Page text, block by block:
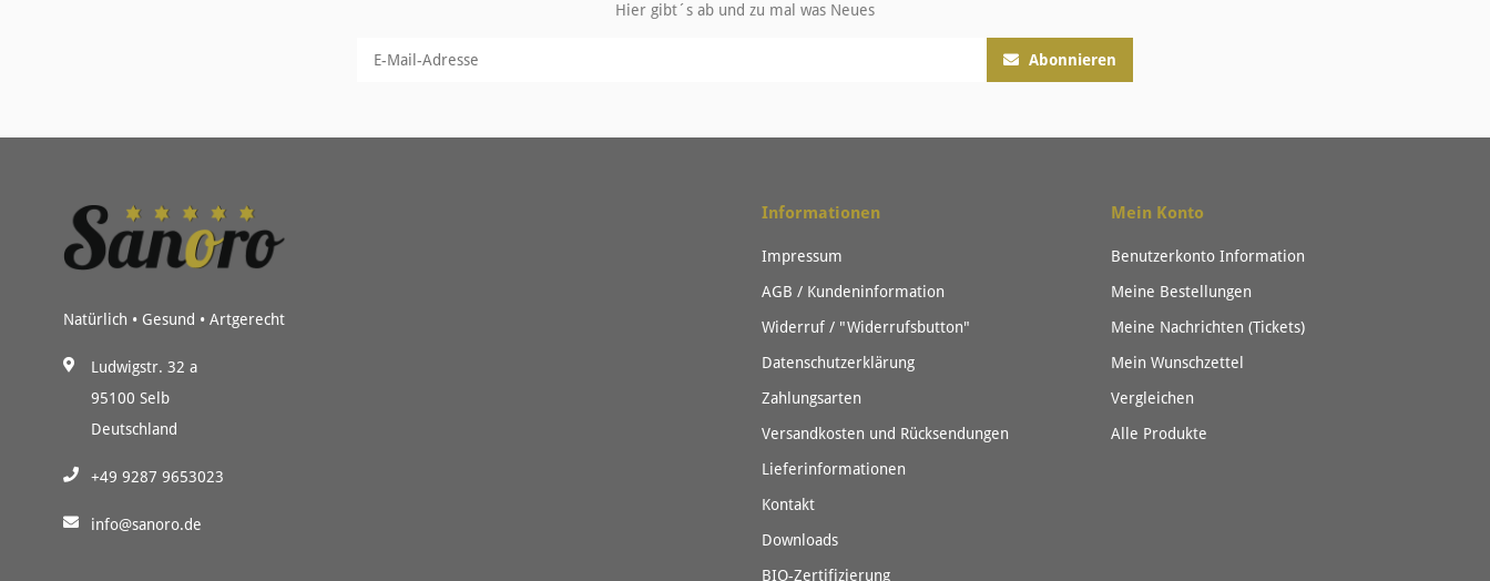
Hier gibt´s ab und zu mal was Neues
Abonnieren
Natürlich • Gesund • Artgerecht
Ludwigstr. 32 a
95100 Selb
Deutschland
+49 9287 9653023
info@sanoro.de
Informationen
Impressum
AGB / Kundeninformation
Widerruf / "Widerrufsbutton"
Datenschutzerklärung
Zahlungsarten
Versandkosten und Rücksendungen
Lieferinformationen
Kontakt
Downloads
BIO-Zertifizierung
Mein Konto
Benutzerkonto Information
Meine Bestellungen
Meine Nachrichten (Tickets)
Mein Wunschzettel
Vergleichen
Alle Produkte